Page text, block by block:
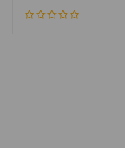
Voldoet aan de